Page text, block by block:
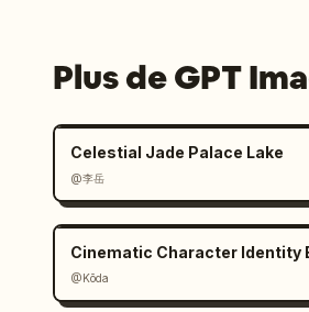
Plus de GPT
Celestial Jade Palace Lake
@李岳
Cinematic Character Identity
@Kōda